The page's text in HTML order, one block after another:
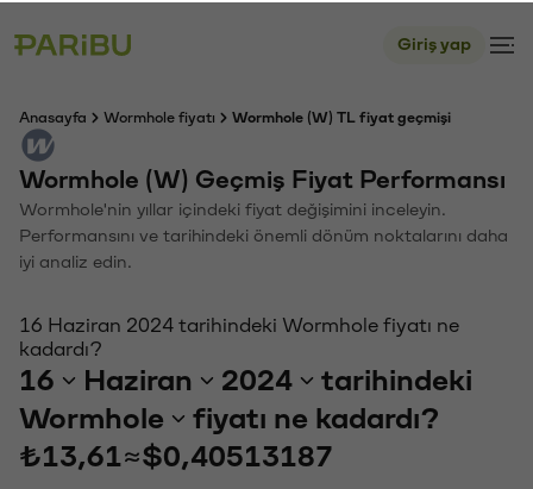
Giriş yap
Anasayfa Wormhole fiyatı Wormhole (W) TL fiyat geçmişi
Wormhole (W) Geçmiş Fiyat Performansı
Wormhole'nin yıllar içindeki fiyat değişimini inceleyin.
Performansını ve tarihindeki önemli dönüm noktalarını daha
iyi analiz edin.
16 Haziran 2024 tarihindeki Wormhole fiyatı ne
kadardı?
16 Haziran 2024
tarihindeki
Wormhole
fiyatı ne kadardı?
₺13,61 ≈$0,40513187